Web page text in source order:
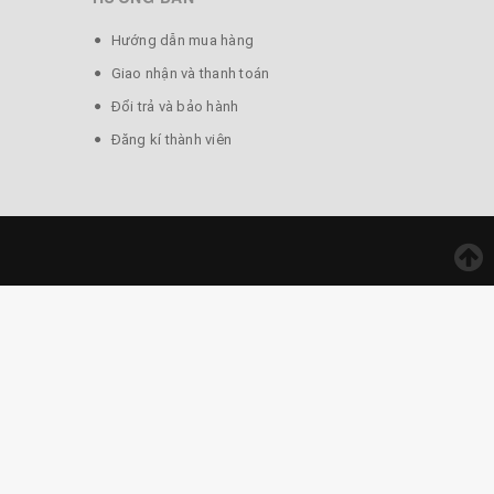
Hướng dẫn mua hàng
Giao nhận và thanh toán
Đổi trả và bảo hành
Đăng kí thành viên